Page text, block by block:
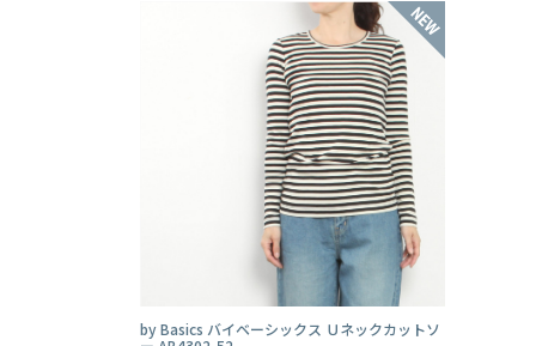
by Basics バイベーシックス Ｕネックカットソ